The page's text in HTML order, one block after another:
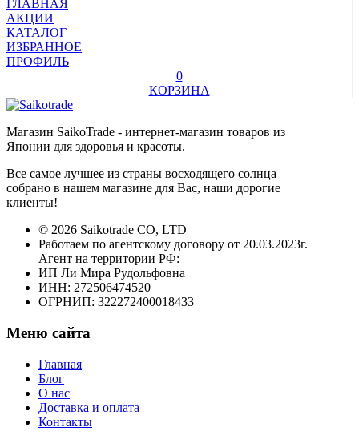
ГЛАВНАЯ
АКЦИИ
КАТАЛОГ
ИЗБРАННОЕ
ПРОФИЛЬ
0
КОРЗИНА
Магазин SaikoTrade - интернет-магазин товаров из
Японии для здоровья и красоты.
Все самое лучшее из страны восходящего солнца
собрано в нашем магазине для Вас, наши дорогие
клиенты!
© 2026 Saikotrade CO, LTD
Работаем по агентскому договору от 20.03.2023г.
Агент на территории РФ:
ИП Ли Мира Рудольфовна
ИНН: 272506474520
ОГРНИП: 322272400018433
Меню сайта
Главная
Блог
О нас
Доставка и оплата
Контакты